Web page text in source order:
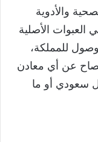
والأدوية
العبوات الأصلية
للمملكة،
عن أي معادن
تتجاوز 60 ألف ريال سعودي أو ما